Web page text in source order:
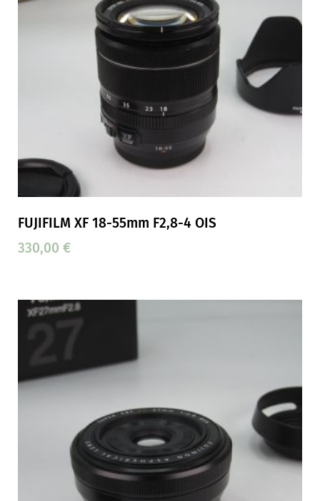
FUJIFILM XF 18-55mm F2,8-4 OIS
330,00 €